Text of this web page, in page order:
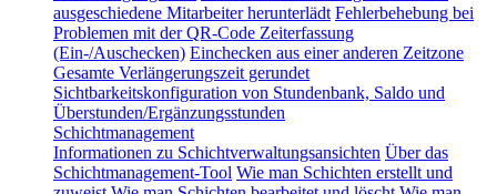
ausgeschiedene Mitarbeiter herunterlädt Fehlerbehebung bei
Problemen mit der QR-Code Zeiterfassung
(Ein-/Auschecken) Einchecken aus einer anderen Zeitzone
Gesamte Verlängerungszeit gerundet
Sichtbarkeitskonfiguration von Stundenbank, Saldo und
Überstunden/Ergänzungsstunden
Schichtmanagement
Informationen zu Schichtverwaltungsansichten Über das
Schichtmanagement-Tool Wie man Schichten erstellt und